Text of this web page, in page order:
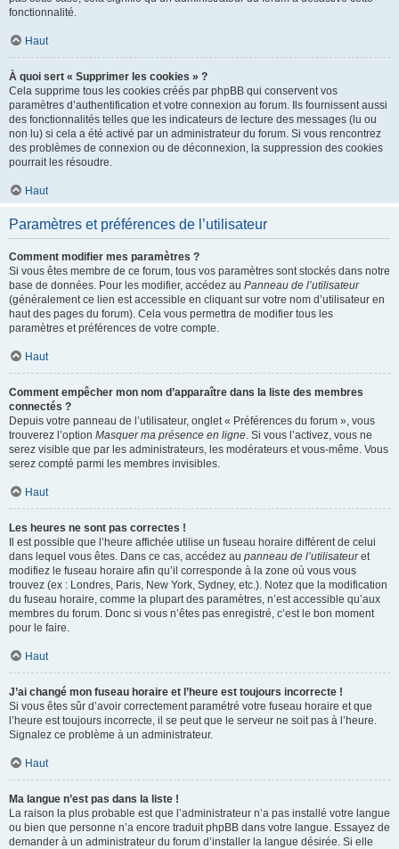
fonctionnalité.
Haut
À quoi sert « Supprimer les cookies » ?
Cela supprime tous les cookies créés par phpBB qui conservent vos
paramètres d’authentification et votre connexion au forum. Ils fournissent aussi
des fonctionnalités telles que les indicateurs de lecture des messages (lu ou
non lu) si cela a été activé par un administrateur du forum. Si vous rencontrez
des problèmes de connexion ou de déconnexion, la suppression des cookies
pourrait les résoudre.
Haut
Paramètres et préférences de l’utilisateur
Comment modifier mes paramètres ?
Si vous êtes membre de ce forum, tous vos paramètres sont stockés dans notre
base de données. Pour les modifier, accédez au Panneau de l’utilisateur
(généralement ce lien est accessible en cliquant sur votre nom d’utilisateur en
haut des pages du forum). Cela vous permettra de modifier tous les
paramètres et préférences de votre compte.
Haut
Comment empêcher mon nom d’apparaître dans la liste des membres
connectés ?
Depuis votre panneau de l’utilisateur, onglet « Préférences du forum », vous
trouverez l’option Masquer ma présence en ligne. Si vous l’activez, vous ne
serez visible que par les administrateurs, les modérateurs et vous-même. Vous
serez compté parmi les membres invisibles.
Haut
Les heures ne sont pas correctes !
Il est possible que l’heure affichée utilise un fuseau horaire différent de celui
dans lequel vous êtes. Dans ce cas, accédez au panneau de l’utilisateuret
modifiez le fuseau horaire afin qu’il corresponde à la zone où vous vous
trouvez (ex : Londres, Paris, New York, Sydney, etc.). Notez que la modification
du fuseau horaire, comme la plupart des paramètres, n’est accessible qu’aux
membres du forum. Donc si vous n’êtes pas enregistré, c’est le bon moment
pour le faire.
Haut
J’ai changé mon fuseau horaire et l’heure est toujours incorrecte !
Si vous êtes sûr d’avoir correctement paramétré votre fuseau horaire et que
l’heure est toujours incorrecte, il se peut que le serveur ne soit pas à l’heure.
Signalez ce problème à un administrateur.
Haut
Ma langue n’est pas dans la liste !
La raison la plus probable est que l’administrateur n’a pas installé votre langue
ou bien que personne n’a encore traduit phpBB dans votre langue. Essayez de
demander à un administrateur du forum d’installer la langue désirée. Si elle